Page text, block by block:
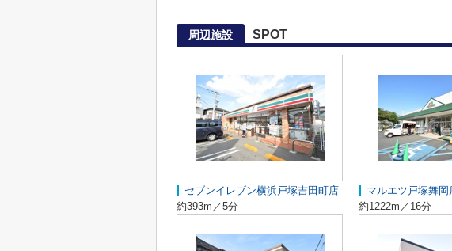
周辺施設 SPOT
セブンイレブン横浜戸塚吉田町店
約393m／5分
マルエツ戸塚舞岡
約1222m／16分